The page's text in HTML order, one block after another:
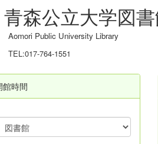
森公立大学図
Public University Library
764-1551
館時間